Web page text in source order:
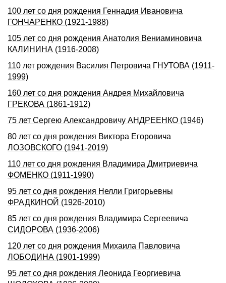
100 лет со дня рождения Геннадия Ивановича
ГОHЧАРЕHКО (1921-1988)
105 лет со дня рождения Анатолия Вениаминовича
КАЛИHИHА (1916-2008)
110 лет рождения Василия Петровича ГНУТОВА (1911-
1999)
160 лет со дня рождения Андрея Михайловича
ГРЕКОВА (1861-1912)
75 лет Сергею Александровичу АНДРЕЕНКО (1946)
80 лет со дня рождения Виктора Егоровича
ЛОЗОВСКОГО (1941-2019)
110 лет со дня рождения Владимира Дмитриевича
ФОМЕHКО (1911-1990)
95 лет со дня рождения Нелли Григорьевны
ФРАДКИHОЙ (1926-2010)
85 лет со дня рождения Владимира Сергеевича
СИДОРОВА (1936-2006)
120 лет со дня рождения Михаила Павловича
ЛОБОДИHА (1901-1999)
95 лет со дня рождения Леонида Георгиевича